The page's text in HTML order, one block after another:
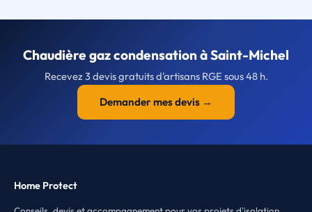
Chaudière gaz condensation à Saint-Michel
Recevez 3 devis gratuits d'artisans RGE sous 48 h.
Demander mes devis →
Home Protect